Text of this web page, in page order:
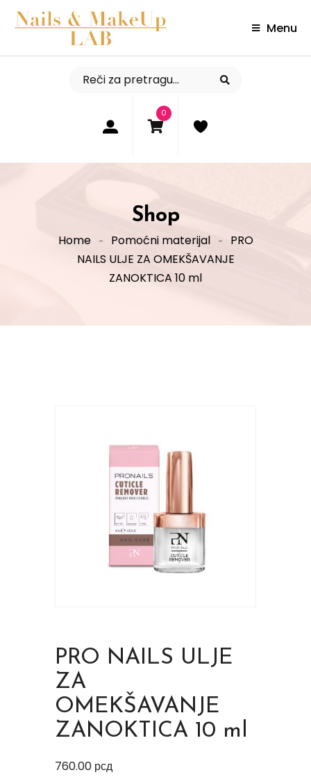
Menu
0
Shop
Home Pomoćni materijal
PRO
NAILS ULJE ZA OMEKŠAVANJE
ZANOKTICA 10 ml
PRO NAILS ULJE
ZA
OMEKŠAVANJE
ZANOKTICA 10 ml
760.00 рсд